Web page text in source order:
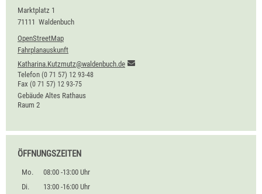
Marktplatz 1
71111 Waldenbuch
OpenStreetMap
Fahrplanauskunft
Katharina.Kutzmutz@waldenbuch.de
Telefon (0 71 57) 12 93-48
Fax (0 71 57) 12 93-75
Gebäude Altes Rathaus
Raum 2
ÖFFNUNGSZEITEN
Mo.
08:00 -13:00 Uhr
Di.
13:00 -16:00 Uhr